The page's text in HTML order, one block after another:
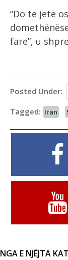
“Do të jetë
fare”, u
Posted Under:
Tagged: Iran
NGA E NJËJTA